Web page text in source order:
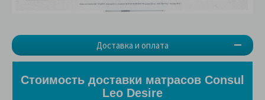
Доставка и оплата
Стоимость доставки матрасов Consul
Leo Desire